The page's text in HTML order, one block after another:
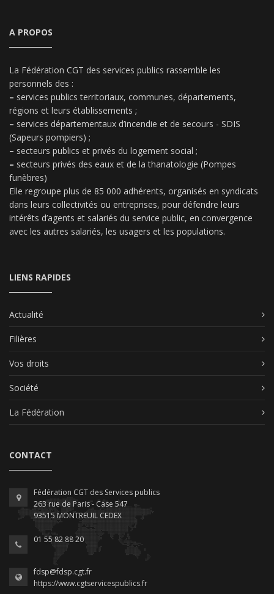
A PROPOS
La Fédération CGT des services publics rassemble les
personnels des :
– services publics territoriaux, communes, départements,
régions et leurs établissements ;
– services départementaux d’incendie et de secours - SDIS
(Sapeurs pompiers) ;
– secteurs publics et privés du logement social ;
– secteurs privés des eaux et de la thanatologie (Pompes
funèbres)
Elle regroupe plus de 85 000 adhérents, organisés en syndicats
dans leurs collectivités ou entreprises, pour défendre leurs
intérêts d’agents et salariés du service public, en convergence
avec les autres salariés, les usagers et les populations.
LIENS RAPIDES
Actualité
Filières
Vos droits
Société
La Fédération
CONTACT
Fédération CGT des Services publics
263 rue de Paris - Case 547
93515 MONTREUIL CEDEX
01 55 82 88 20
fdsp@fdsp.cgt.fr
https://www.cgtservicespublics.fr